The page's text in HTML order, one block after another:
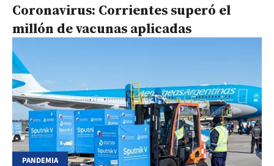
Coronavirus: Corrientes superó el
millón de vacunas aplicadas
PANDEMIA